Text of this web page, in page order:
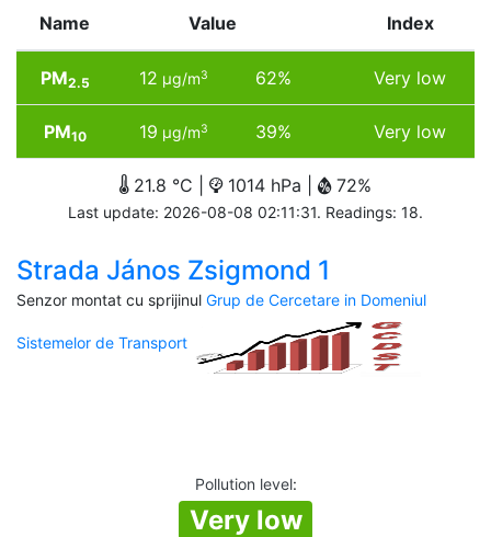
Name Value Index
PM2.5 12 µg/m3 62% Very low
PM10 19 µg/m3 39% Very low
21.8 °C | 1014 hPa | 72%
Last update: 2026-08-08 02:11:31. Readings: 18.
Strada János Zsigmond 1
Senzor montat cu sprijinul Grup de Cercetare in Domeniul
Sistemelor de Transport
Pollution level:
Very low